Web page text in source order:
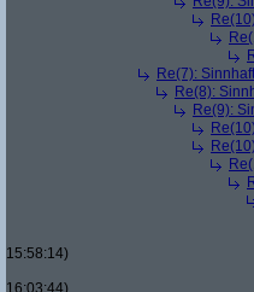
Re(7):
Re(8):
Re(9):
15:58:14)
16:03:44)